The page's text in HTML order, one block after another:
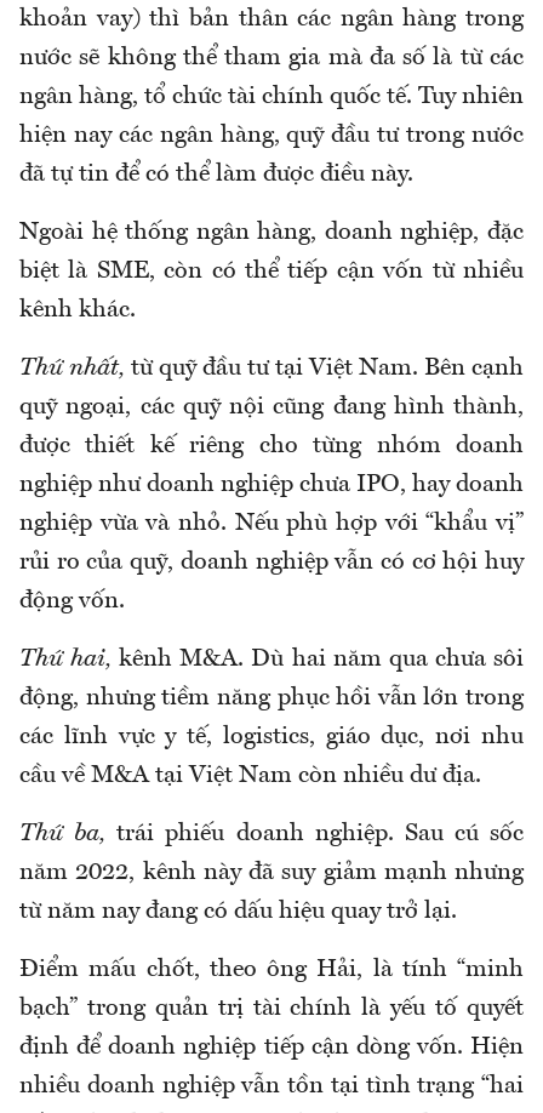
khoản vay) thì bản thân các ngân hàng trong
nước sẽ không thể tham gia mà đa số là từ các
ngân hàng, tổ chức tài chính quốc tế. Tuy nhiên
hiện nay các ngân hàng, quỹ đầu tư trong nước
đã tự tin để có thể làm được điều này.
Ngoài hệ thống ngân hàng, doanh nghiệp, đặc
biệt là SME, còn có thể tiếp cận vốn từ nhiều
kênh khác.
Thứ nhất, từ quỹ đầu tư tại Việt Nam. Bên cạnh
quỹ ngoại, các quỹ nội cũng đang hình thành,
được thiết kế riêng cho từng nhóm doanh
nghiệp như doanh nghiệp chưa IPO, hay doanh
nghiệp vừa và nhỏ. Nếu phù hợp với “khẩu vị”
rủi ro của quỹ, doanh nghiệp vẫn có cơ hội huy
động vốn.
Thứ hai,kênh M&A. Dù hai năm qua chưa sôi
động, nhưng tiềm năng phục hồi vẫn lớn trong
các lĩnh vực y tế, logistics, giáo dục, nơi nhu
cầu về M&A tại Việt Nam còn nhiều dư địa.
Thứ ba, trái phiếu doanh nghiệp. Sau cú sốc
năm 2022, kênh này đã suy giảm mạnh nhưng
từ năm nay đang có dấu hiệu quay trở lại.
Điểm mấu chốt, theo ông Hải, là tính “minh
bạch” trong quản trị tài chính là yếu tố quyết
định để doanh nghiệp tiếp cận dòng vốn. Hiện
nhiều doanh nghiệp vẫn tồn tại tình trạng “hai